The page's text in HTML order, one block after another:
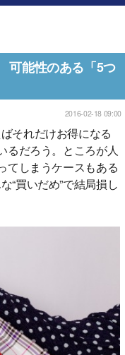
可能性のある「5つ
2016-02-18 09:00
それだけお得になる
るだろう。ところが人
てしまうケースもある
“買いだめ”で結局損し